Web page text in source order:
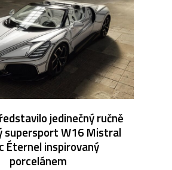
jedinečný ručně
supersport W16 Mistral
Éternel inspirovaný
porcelánem